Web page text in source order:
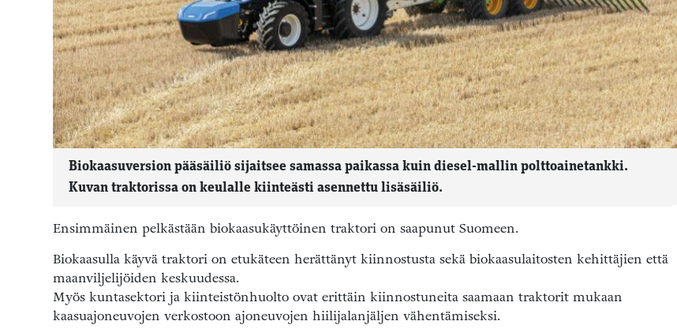
Biokaasuversion pääsäiliö sijaitsee samassa paikassa kuin diesel-mallin polttoainetankki.
Kuvan traktorissa on keulalle kiinteästi asennettu lisäsäiliö.
Ensimmäinen pelkästään biokaasukäyttöinen traktori on saapunut Suomeen.
Biokaasulla käyvä traktori on etukäteen herättänyt kiinnostusta sekä biokaasulaitosten kehittäjien että
maanviljelijöiden keskuudessa.
Myös kuntasektori ja kiinteistönhuolto ovat erittäin kiinnostuneita saamaan traktorit mukaan
kaasuajoneuvojen verkostoon ajoneuvojen hiilijalanjäljen vähentämiseksi.